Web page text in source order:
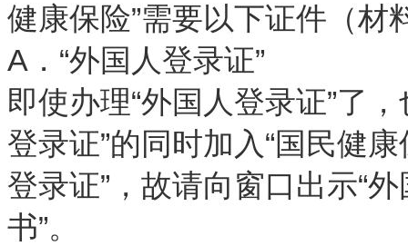
健康保险”需要以下证件（材
A．“外国人登录证”
即使办理“外国人登录证”了
登录证”的同时加入“国民健
登录证”，故请向窗口出示“
书”。